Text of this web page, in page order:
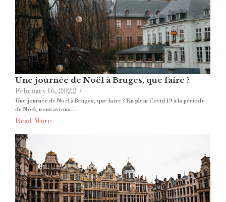
Une journée de Noël à Bruges, que faire ?
February 16, 2022 /
Une journée de Noël à Bruges, que faire ? En plein Covid 19 à la période
de Noël, nous avions...
Read More